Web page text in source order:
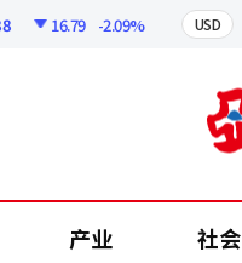
16.79 -2.09% USD
产业 社会